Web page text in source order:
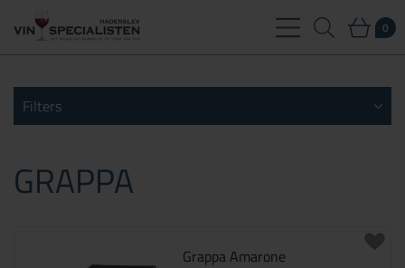
0
Filters
GRAPPA
Grappa Amarone